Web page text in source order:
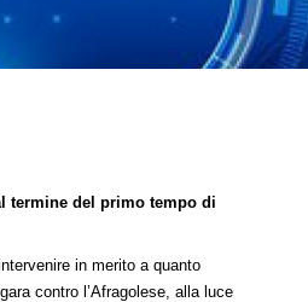
termine del primo tempo di
in merito a quanto
contro l’Afragolese, alla luce